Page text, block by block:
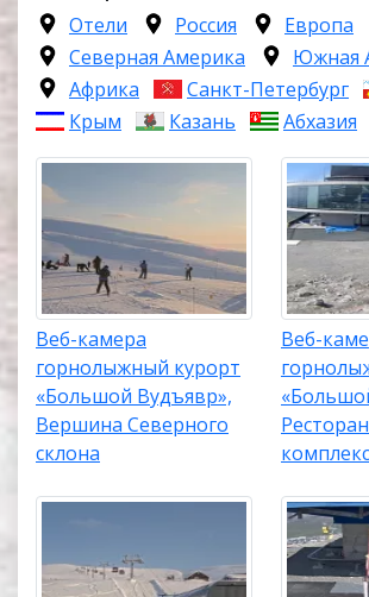
Отели Россия Европа
Северная Америка
Южная
Африка
Санкт-Петербург
Крым
Казань Абхазия
Веб-камера
горнолыжный курорт
«Большой Вудъявр»,
Вершина Северного
склона
Веб-